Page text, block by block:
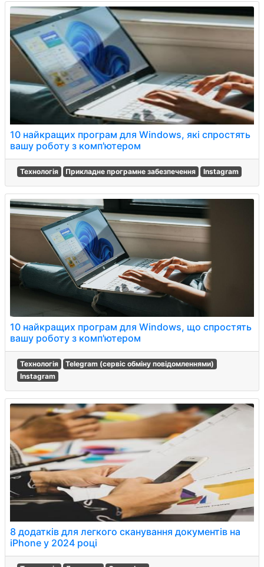
10 найкращих програм для Windows, які спростять
вашу роботу з комп'ютером
Технологія Прикладне програмне забезпечення Instagram
10 найкращих програм для Windows, що спростять
вашу роботу з комп'ютером
Технологія
Telegram (сервіс обміну повідомленнями)
Instagram
8 додатків для легкого сканування документів на
iPhone у 2024 році